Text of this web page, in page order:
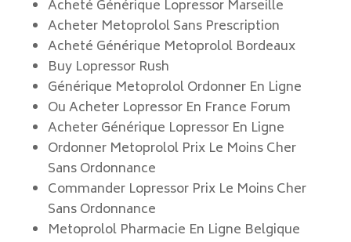
Acheté Générique Lopressor Marseille
Acheter Metoprolol Sans Prescription
Acheté Générique Metoprolol Bordeaux
Buy Lopressor Rush
Générique Metoprolol Ordonner En Ligne
Ou Acheter Lopressor En France Forum
Acheter Générique Lopressor En Ligne
Ordonner Metoprolol Prix Le Moins Cher
Sans Ordonnance
Commander Lopressor Prix Le Moins Cher
Sans Ordonnance
Metoprolol Pharmacie En Ligne Belgique